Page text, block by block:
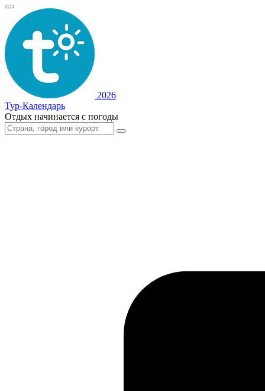
2026
Тур-Календарь
Отдых начинается с погоды